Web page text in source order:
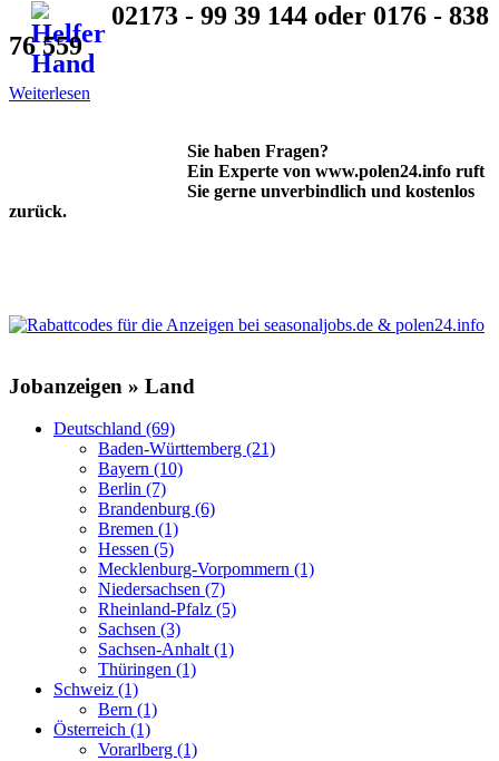
02173 - 99 39 144 oder 0176 - 838
76 559
Weiterlesen
Sie haben Fragen?
Ein Experte von www.polen24.info ruft
Sie gerne unverbindlich und kostenlos
zurück.
Jobanzeigen » Land
Deutschland (69)
Baden-Württemberg (21)
Bayern (10)
Berlin (7)
Brandenburg (6)
Bremen (1)
Hessen (5)
Mecklenburg-Vorpommern (1)
Niedersachsen (7)
Rheinland-Pfalz (5)
Sachsen (3)
Sachsen-Anhalt (1)
Thüringen (1)
Schweiz (1)
Bern (1)
Österreich (1)
Vorarlberg (1)